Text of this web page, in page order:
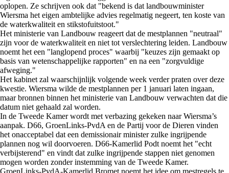
oplopen. Ze schrijven ook dat "bekend is dat landbouwminister
Wiersma het eigen ambtelijke advies regelmatig negeert, ten koste van
de waterkwaliteit en stikstofuitstoot."
Het ministerie van Landbouw reageert dat de mestplannen "neutraal"
zijn voor de waterkwaliteit en niet tot verslechtering leiden. Landbouw
noemt het een "langlopend proces" waarbij "keuzes zijn gemaakt op
basis van wetenschappelijke rapporten" en na een "zorgvuldige
afweging."
Het kabinet zal waarschijnlijk volgende week verder praten over deze
kwestie. Wiersma wilde de mestplannen per 1 januari laten ingaan,
maar bronnen binnen het ministerie van Landbouw verwachten dat die
datum niet gehaald zal worden.
In de Tweede Kamer wordt met verbazing gekeken naar Wiersma’s
aanpak. D66, GroenLinks-PvdA en de Partij voor de Dieren vinden
het onacceptabel dat een demissionair minister zulke ingrijpende
plannen nog wil doorvoeren. D66-Kamerlid Podt noemt het "echt
verbijsterend" en vindt dat zulke ingrijpende stappen niet genomen
mogen worden zonder instemming van de Tweede Kamer.
GroenLinks-PvdA-Kamerlid Bromet noemt het idee om mestregels te